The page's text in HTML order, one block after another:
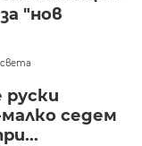
"нов
руски
седем